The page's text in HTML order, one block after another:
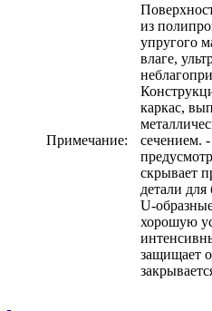
Примечание:
из
упругого
влаге,
каркас,
сечением.
скрывает
детали
U-
хорошую
защищает